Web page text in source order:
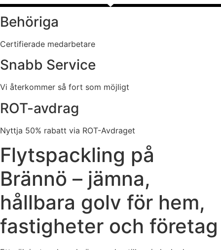
Behöriga
Certifierade medarbetare
Snabb Service
Vi återkommer så fort som möjligt
ROT-avdrag
Nyttja 50% rabatt via ROT-Avdraget
Flytspackling på
Brännö – jämna,
hållbara golv för hem,
fastigheter och företag